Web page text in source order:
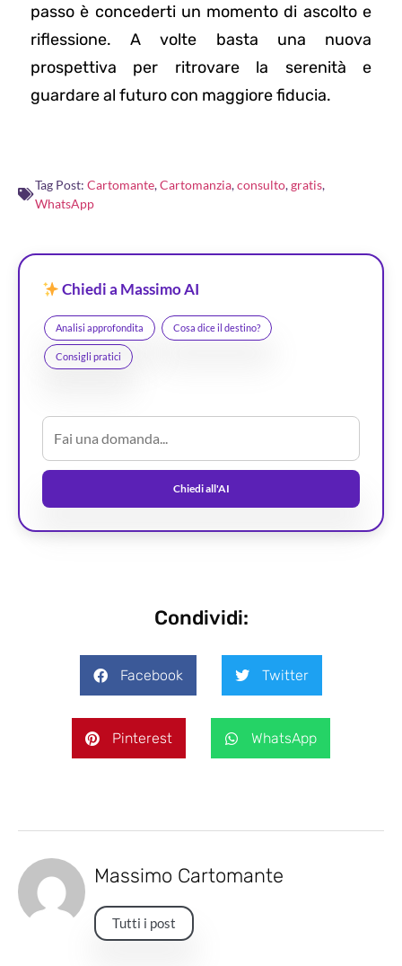
passo è concederti un momento di ascolto e
riflessione. A volte basta una nuova
prospettiva per ritrovare la serenità e
guardare al futuro con maggiore fiducia.
Tag Post: Cartomante,Cartomanzia,consulto,gratis,
WhatsApp
Chiedi a Massimo AI
Analisi approfondita Cosa dice il destino?
Consigli pratici
Chiedi all'AI
Condividi:
Facebook Twitter
Pinterest WhatsApp
Massimo Cartomante
Tutti i post